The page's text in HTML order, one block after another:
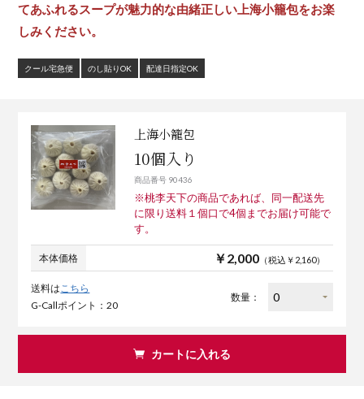
てあふれるスープが魅力的な由緒正しい上海小籠包をお楽
しみください。
クール宅急便 のし貼りOK 配達日指定OK
上海小籠包
10個入り
商品番号 90436
※桃李天下の商品であれば、同一配送先
に限り送料１個口で4個までお届け可能で
す。
本体価格 ￥2,000（税込￥2,160）
送料はこちら
G-Callポイント：20
数量：
カートに入れる